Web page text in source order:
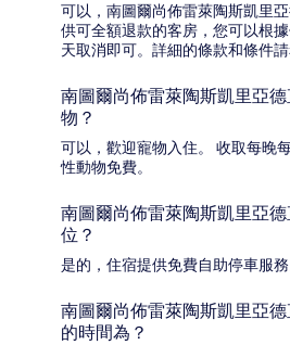
可以，南圖爾尚佈雷萊陶斯凱里
供可全額退款的客房，您可以根
天取消即可。詳細的條款和條件
南圖爾尚佈雷萊陶斯凱里亞
物？
可以，歡迎寵物入住。 收取每晚
性動物免費。
南圖爾尚佈雷萊陶斯凱里亞
位？
是的，住宿提供免費自助停車服務
南圖爾尚佈雷萊陶斯凱里亞
的時間為？